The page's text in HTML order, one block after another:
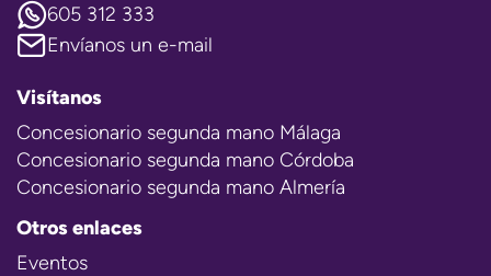
605 312 333
Envíanos un e-mail
Visítanos
Concesionario segunda mano Málaga
Concesionario segunda mano Córdoba
Concesionario segunda mano Almería
Otros enlaces
Eventos